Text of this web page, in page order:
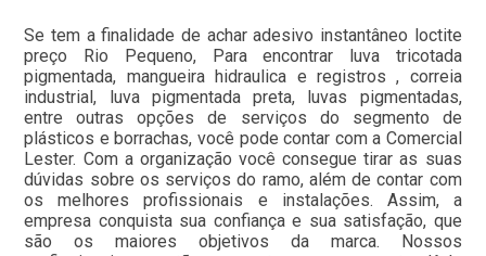
Se tem a finalidade de achar adesivo instantâneo loctite
preço Rio Pequeno, Para encontrar luva tricotada
pigmentada, mangueira hidraulica e registros , correia
industrial, luva pigmentada preta, luvas pigmentadas,
entre outras opções de serviços do segmento de
plásticos e borrachas, você pode contar com a Comercial
Lester. Com a organização você consegue tirar as suas
dúvidas sobre os serviços do ramo, além de contar com
os melhores profissionais e instalações. Assim, a
empresa conquista sua confiança e sua satisfação, que
são os maiores objetivos da marca. Nossos